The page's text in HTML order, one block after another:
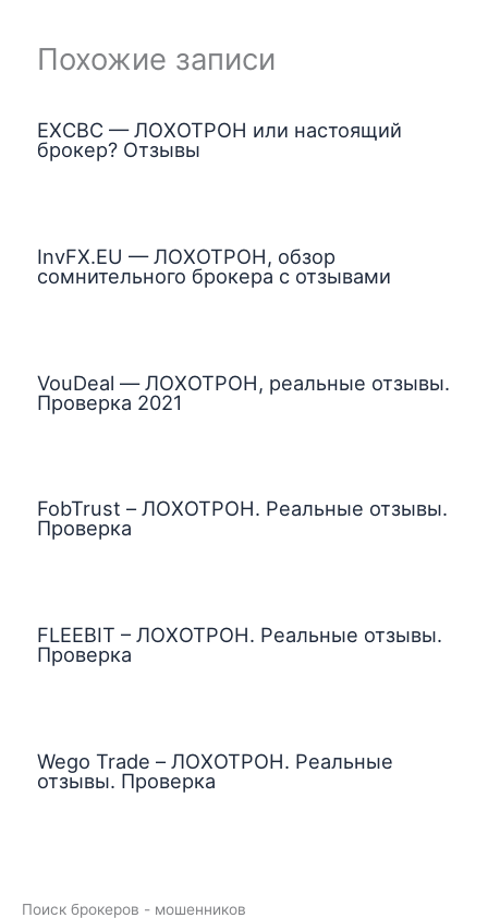
Поиск брокеров - мошенников
Похожие записи
EXCBC — ЛОХОТРОН или настоящий
брокер? Отзывы
InvFX.EU — ЛОХОТРОН, обзор
сомнительного брокера с отзывами
VouDeal — ЛОХОТРОН, реальные отзывы.
Проверка 2021
FobTrust – ЛОХОТРОН. Реальные отзывы.
Проверка
FLEEBIT – ЛОХОТРОН. Реальные отзывы.
Проверка
Wego Trade – ЛОХОТРОН. Реальные
отзывы. Проверка